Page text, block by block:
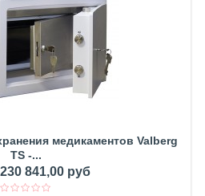
медикаментов Valberg
TS -...
841,00 руб